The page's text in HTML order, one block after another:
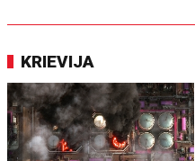
KRIEVIJA